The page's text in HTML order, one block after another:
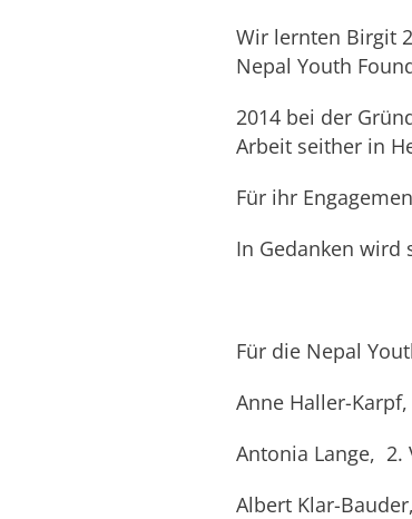
Wir lernten Birgit
Nepal Youth
2014 bei der
Arbeit seither in
Für ihr
In Gedanken wird
Für die Nepal
Anne Haller-
Antonia Lange, 2.
Albert Klar-